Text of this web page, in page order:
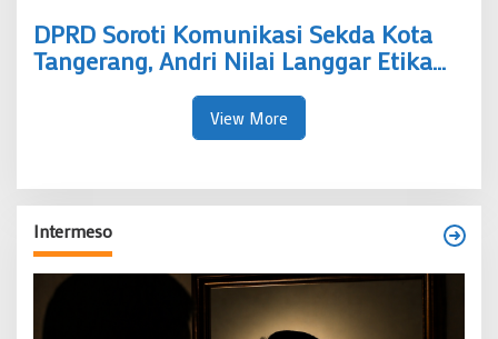
DPRD Soroti Komunikasi Sekda Kota
Tangerang, Andri Nilai Langgar Etika
View More
Intermeso